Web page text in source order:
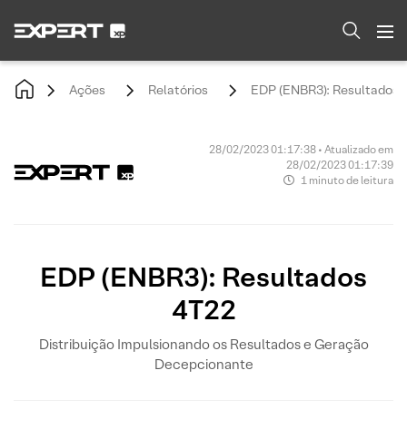
Ações Relatórios EDP (ENBR3): Resultados
28/02/2023 01:17:38 • Atualizado em
28/02/2023 01:17:39
1 minuto de leitura
EDP (ENBR3): Resultados
4T22
Distribuição Impulsionando os Resultados e Geração
Decepcionante